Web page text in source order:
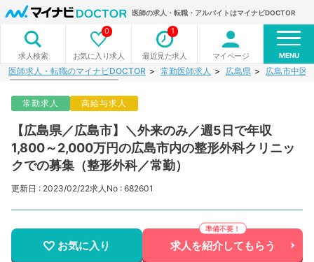
医師の求人・転職・アルバイトはマイナビDOCTOR
求人検索 お気に入り求人
0
最近見た求人
1
マイページ MENU
医師求人・転職のマイナビDOCTOR 常勤医師求人 広島県 広島市中区
常勤求人 高給与求人
【広島県／広島市】＼外来のみ／週5日で年収
1,800～2,000万円の広島市内の整形外科クリニッ
クでの募集（整形外科／常勤）
更新日 : 2023/02/22求人No : 682601
お気に入り 求人を紹介してもらう